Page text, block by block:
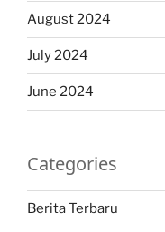
August 2024
July 2024
June 2024
Categories
Berita Terbaru